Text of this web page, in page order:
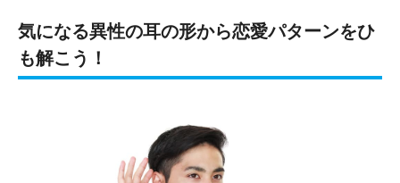
気になる異性の耳の形から恋愛パターンをひ
も解こう！